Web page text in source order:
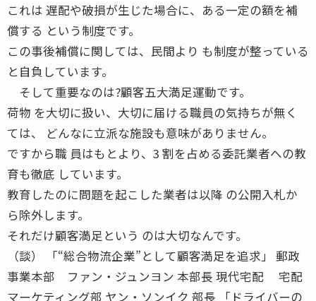
これは 遅配や破損が生じた場合に、ある一定の額を補
償する という制度です。
この事後補償に関しては、民間より も制度が整っている
と自負しています。
そして重要なのは?顧客五大満足運動です。
荷物 を大切に扱い、大切に届ける職員の気持ちが無く
ては、 どんなに立派な施設も意味がありません。
ですから職 員はもとより、3 割を占める委託業者への教
育も徹底 しています。
教育したのに問題を起こした業者は以降 の公開入札か
ら除外します。
それだけ顧客満足という のは大切なんです。
（談） 「“総合物流企業”として顧客満足を追求」 郵政
事業本部 ファン・ジュンヨン 本部長 現代宅配 宅配
マーケティング部 ヤン・ソンイク 部長 「ドライバーの